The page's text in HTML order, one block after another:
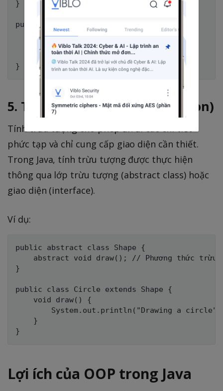
}
public class Cat extends Animal {
    void sound() {
        System.out.println("Meow");
5. Tính trừu tượng (Abstraction)
Tính trừu tượng cho phép ẩn đi các chi tiết
phức tạp và chỉ cung cấp giao diện cần thiết.
Trong Java, tính trừu tượng được thực hiện
thông qua lớp trừu tượng (abstract class) hoặc
giao diện (interface).
Ví dụ:
public abstract class Shape {
abstract void draw(); // Phương thức trừu
}
public class Circle extends Shape {
    void draw() {
System.out.println("Drawing a
    }
Lợi ích của OOP trong Java